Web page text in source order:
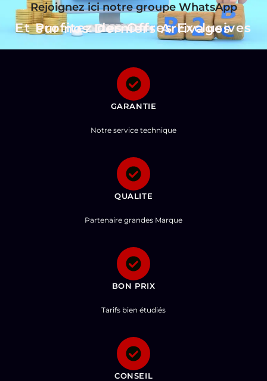
Rejoignez ici notre groupe WhatsApp
Et Profitez des Offres Exclusives sur nos Derniers Arrivages
GARANTIE
Notre service technique
QUALITE
Partenaire grandes Marque
BON PRIX
Tarifs bien étudiés
CONSEIL